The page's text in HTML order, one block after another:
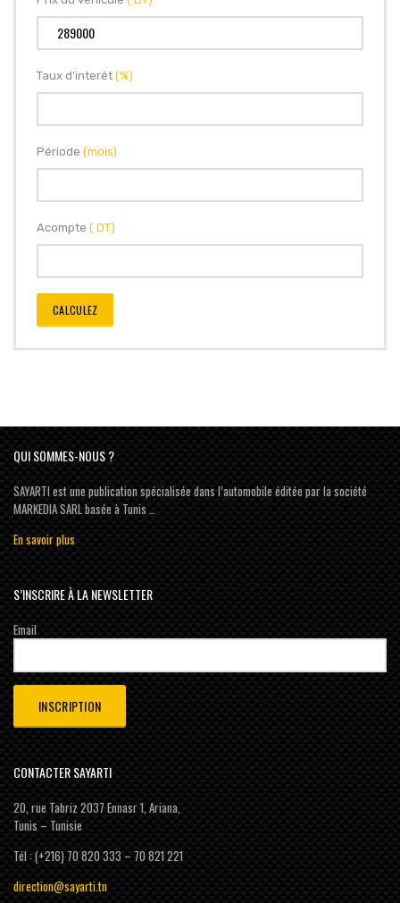
Taux d'interêt (%)
Période (mois)
Acompte ( DT)
CALCULEZ
QUI SOMMES-NOUS ?
SAYARTI est une publication spécialisée dans l’automobile éditée par la société
MARKEDIA SARL basée à Tunis …
En savoir plus
S’INSCRIRE À LA NEWSLETTER
Email
CONTACTER SAYARTI
20, rue Tabriz 2037 Ennasr 1, Ariana,
Tunis – Tunisie
Tél : (+216) 70 820 333 – 70 821 221
direction@sayarti.tn